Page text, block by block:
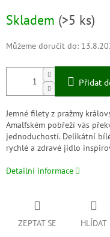
Skladem (>5 ks)
Můžeme doručit do:
Přidat
Jemné filety z pražmy
Amalfském pobřeží vás
jednoduchostí. Delikátní
rychlé a zdravé jídlo
Detailní informace
ZEPTAT SE HLÍDAT